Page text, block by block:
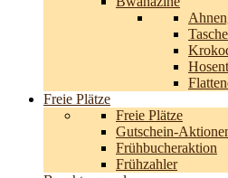
Freie Plätze
Freie Plätze
Gutschein-
Frühbucheraktion
Frühzahler